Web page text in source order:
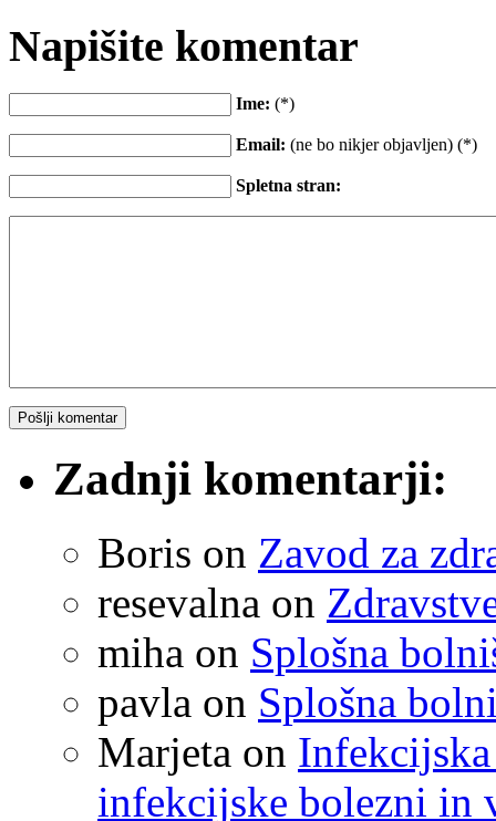
Napišite komentar
Ime: (*)
Email: (ne bo nikjer objavljen) (*)
Spletna stran:
Zadnji komentarji:
Boris on Zavod za
resevalna on
miha on Splošna
pavla on Splošna
Marjeta on
infekcijske bolezni in